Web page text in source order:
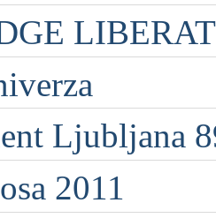
Ljubljana
2011